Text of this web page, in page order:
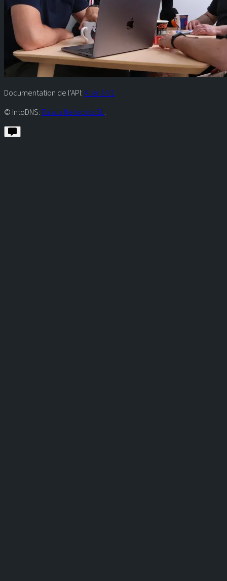
Documentation de l'API:Aller à V1
© IntoDNS: Raiola Networks SL.